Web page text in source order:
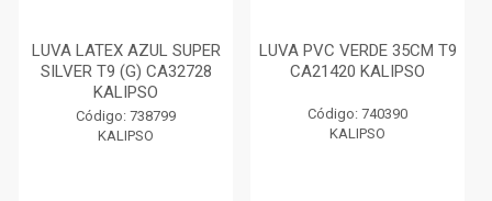
LUVA LATEX AZUL SUPER
SILVER T9 (G) CA32728
KALIPSO
Código: 738799
KALIPSO
LUVA PVC VERDE 35CM T9
CA21420 KALIPSO
Código: 740390
KALIPSO